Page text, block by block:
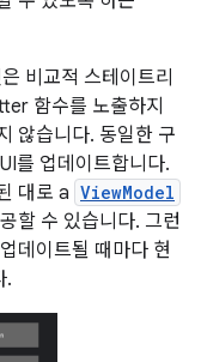
비교적 스테이트리
함수를 노출하지
않습니다. 동일한 구
를 업데이트합니다.
대로 a ViewModel
할 수 있습니다. 그런
데이트될 때마다 현
.